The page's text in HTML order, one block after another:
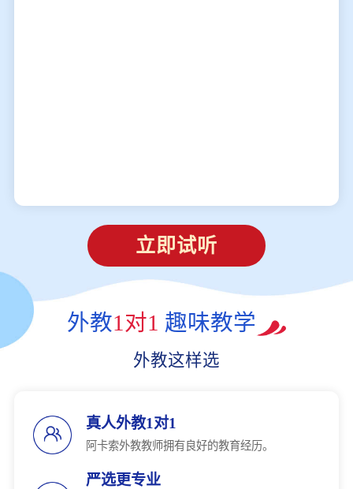
立即试听
外教1对1 趣味教学
外教这样选
真人外教1对1
阿卡索外教教师拥有良好的教育经历。
严选更专业